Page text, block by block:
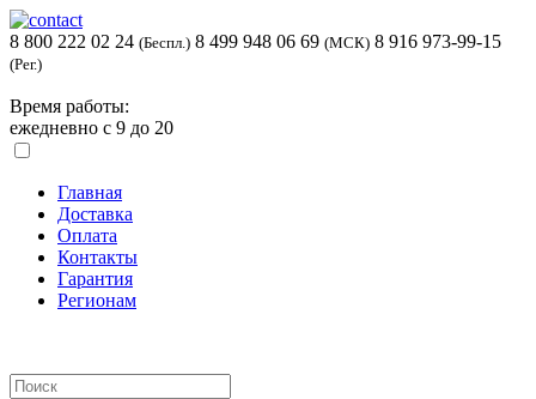
8 800 222 02 24 (Беспл.) 8 499 948 06 69 (МСК) 8 916 973-99-15
(Рег.)
Время работы:
ежедневно с 9 до 20
Главная
Доставка
Оплата
Контакты
Гарантия
Регионам